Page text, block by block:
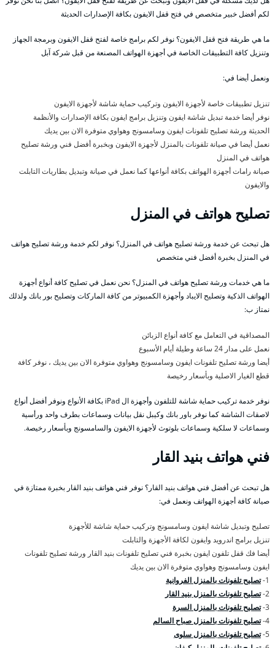
لكم أفضل خبير متخصص في فتح قفل الايفون بكافة الإصدارات الحديثة
ما هي طريقة فتح قفل الايفون؟ نوفر لكم برامج خاصة لفتح قفل الايفون وبرمجة الجهاز
وتنزيل كافة التطبيقات الخاصة في أجهزة الهواتف المصنعة من قبل شركة آبل
ونعمل أيضا في:
تنزيل تطبيقات خاصة لأجهزة الايفون وتركيب حماية شاشة لأجهزة الايفون
نوفر أيضا خدمة تبديل شاشة ايفون وتنزيل برامج ايفون بكافة الإصدارات والأنظمة
الحديثة ورشة تصليح تلفونات ايفون وسامسونج وهواوي متوفرة الان بين يديك
نعمل أيضا في صيانة تلفونات بالمنزل لأجهزة الايفون وبخبرة أفضل فني ورشة تصليح
هواتف في المنزل
صيانة رامات أجهزة الهواتف بكافة أنواعها كما نعمل في صيانة وتبديل بطاريات التابلت
والايفون
تصليح هواتف في المنزل
هل تبحث عن خدمة ورشة تصليح هواتف في المنزل؟ نوفر لكم خدمة ورشة تصليح هواتف
في المنزل بخبرة أفضل فني متخصص
ما هي خدمات ورشة تصليح هواتف في المنزل؟ نحن نعمل في تصليح كافة أنواع أجهزة
الهواتف الذكية وتصليح الايباد وأجهزة الكمبيوتر من كافة الماركات وتصليح بور بانك ولذلك
نمتاز ب:
المصداقية في التعامل مع كافة أنواع الزبائن
نعمل على مدار 24 ساعة وطيلة أيام الأسبوع
أيضا ورشة تصليح تلفونات ايفون وسامسونج وهواوي متوفرة الان بين يديك ، نوفر كافة
قطع الغيار الاصلية وبأسعار رخيصة
نوفر خدمة تركيب حماية شاشة للتلفون وأجهزة ال iPad بكافة الأنواع ونوفر أفضل أنواع
لاصقات الشاشة كما نوفر باور بانك وكيبل نقل بيانات وسماعات بطرف واحد ورأسية
وسماعات لا سلكية وسماعات بلوتوث لأجهزة الايفون والسامسونج وبأسعار رخيصة.
فني هواتف بنيد القار
هل تبحث عن أفضل فني هواتف بنيد القار؟ نوفر فني هواتف بنيد القار بخبرة ممتازة في
صيانة كافة أجهزة الهواتف ونعمل في:
تصليح وتبديل شاشة ايفون وسامسونج وتركيب حماية شاشة للأجهزة
تنزيل برامج اندرويد وايفون لكافة الأجهزة والتابلت
أيضا فك قفل تلفون ايفون بخبرة فني تصليح تلفونات بنيد القار ورشة تصليح تلفونات
ايفون وسامسونج وهواوي متوفرة الان بين يديك
1- تصليح تلفونات بالمنزل الفروانية
2- تصليح تلفونات بالمنزل بنيد القار
3- تصليح تلفونات بالمنزل السرة
4- تصليح تلفونات بالمنزل صباح السالم
5- تصليح تلفونات بالمنزل سلوى